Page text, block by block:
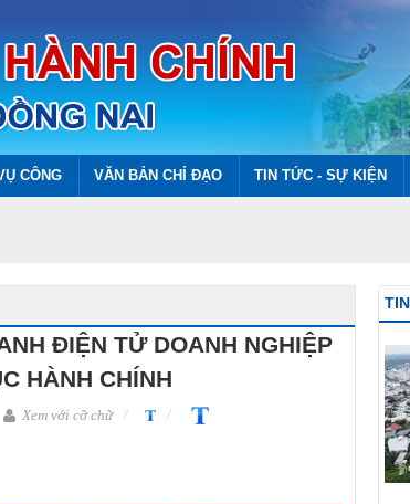
CÔNG VĂN BẢN CHỈ ĐẠO TIN TỨC - SỰ KIỆN
ĐIỆN TỬ DOANH NGHIỆP
HÀNH CHÍNH
Xem với cỡ chữ